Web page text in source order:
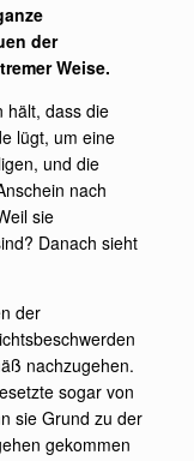
der
Weise.
hält, dass die
lügt, um eine
und die
nach
sie
Danach sieht
der
nachzugehen.
sogar von
sie Grund zu der
gekommen